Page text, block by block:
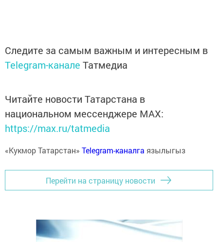
Следите за самым важным и интересным в
Telegram-канале Татмедиа
Читайте новости Татарстана в
национальном мессенджере MАХ:
https://max.ru/tatmedia
«Кукмор Татарстан» Telegram-каналга язылыгыз
Перейти на страницу новости